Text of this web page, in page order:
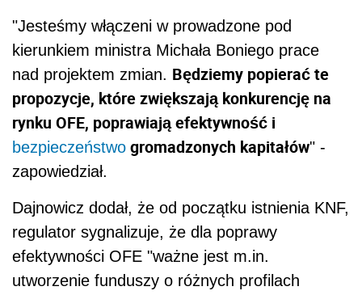
"Jesteśmy włączeni w prowadzone pod
kierunkiem ministra Michała Boniego prace
nad projektem zmian. Będziemy popierać te
propozycje, które zwiększają konkurencję na
rynku OFE, poprawiają efektywność i
bezpieczeństwo gromadzonych kapitałów" -
zapowiedział.
Dajnowicz dodał, że od początku istnienia KNF,
regulator sygnalizuje, że dla poprawy
efektywności OFE "ważne jest m.in.
utworzenie funduszy o różnych profilach